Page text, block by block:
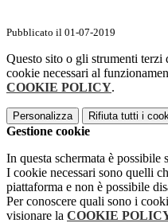
Pubblicato il 01-07-2019
Questo sito o gli strumenti
cookie necessari al
COOKIE POLICY.
Personalizza Rifiuta tutti i
Gestione cookie
In questa schermata è
I cookie necessari sono quelli
piattaforma e non è possibile
Per conoscere quali sono i
visionare la COOKIE